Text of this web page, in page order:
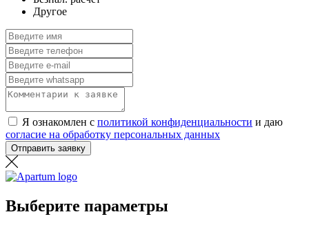
Другое
Я ознакомлен с политикой конфиденциальности и даю
согласие на обработку персональных данных
Отправить заявку
Выберите параметры